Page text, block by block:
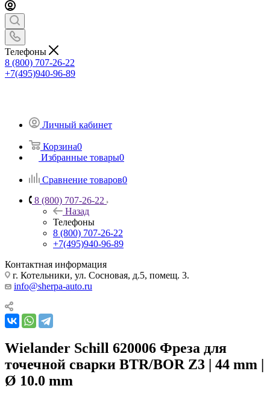
Телефоны
8 (800) 707-26-22
+7(495)940-96-89
Личный кабинет
Корзина0
Избранные товары0
Сравнение товаров0
8 (800) 707-26-22
Назад
Телефоны
8 (800) 707-26-22
+7(495)940-96-89
Контактная информация
г. Котельники, ул. Сосновая, д.5, помещ. 3.
info@sherpa-auto.ru
Wielander Schill 620006 Фреза для
точечной сварки BTR/BOR Z3 | 44 mm |
Ø 10.0 mm